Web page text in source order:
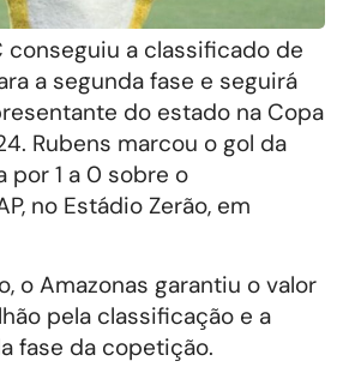
conseguiu a classificado de
a segunda fase e seguirá
do estado na Copa
Rubens marcou o gol da
por 1 a 0 sobre o
no Estádio Zerão, em
o Amazonas garantiu o valor
pela classificação e a
fase da copetição.